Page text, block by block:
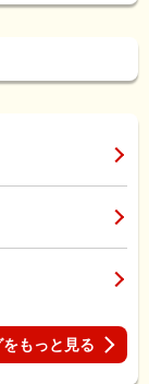
もっと見る